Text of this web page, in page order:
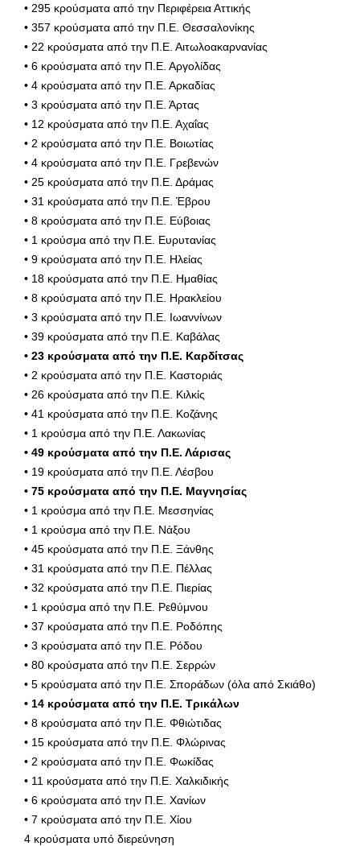
• 295 κρούσματα από την Περιφέρεια Αττικής
• 357 κρούσματα από την Π.Ε. Θεσσαλονίκης
• 22 κρούσματα από την Π.Ε. Αιτωλοακαρνανίας
• 6 κρούσματα από την Π.Ε. Αργολίδας
• 4 κρούσματα από την Π.Ε. Αρκαδίας
• 3 κρούσματα από την Π.Ε. Άρτας
• 12 κρούσματα από την Π.Ε. Αχαΐας
• 2 κρούσματα από την Π.Ε. Βοιωτίας
• 4 κρούσματα από την Π.Ε. Γρεβενών
• 25 κρούσματα από την Π.Ε. Δράμας
• 31 κρούσματα από την Π.Ε. Έβρου
• 8 κρούσματα από την Π.Ε. Εύβοιας
• 1 κρούσμα από την Π.Ε. Ευρυτανίας
• 9 κρούσματα από την Π.Ε. Ηλείας
• 18 κρούσματα από την Π.Ε. Ημαθίας
• 8 κρούσματα από την Π.Ε. Ηρακλείου
• 3 κρούσματα από την Π.Ε. Ιωαννίνων
• 39 κρούσματα από την Π.Ε. Καβάλας
• 23 κρούσματα από την Π.Ε. Καρδίτσας
• 2 κρούσματα από την Π.Ε. Καστοριάς
• 26 κρούσματα από την Π.Ε. Κιλκίς
• 41 κρούσματα από την Π.Ε. Κοζάνης
• 1 κρούσμα από την Π.Ε. Λακωνίας
• 49 κρούσματα από την Π.Ε. Λάρισας
• 19 κρούσματα από την Π.Ε. Λέσβου
• 75 κρούσματα από την Π.Ε. Μαγνησίας
• 1 κρούσμα από την Π.Ε. Μεσσηνίας
• 1 κρούσμα από την Π.Ε. Νάξου
• 45 κρούσματα από την Π.Ε. Ξάνθης
• 31 κρούσματα από την Π.Ε. Πέλλας
• 32 κρούσματα από την Π.Ε. Πιερίας
• 1 κρούσμα από την Π.Ε. Ρεθύμνου
• 37 κρούσματα από την Π.Ε. Ροδόπης
• 3 κρούσματα από την Π.Ε. Ρόδου
• 80 κρούσματα από την Π.Ε. Σερρών
• 5 κρούσματα από την Π.Ε. Σποράδων (όλα από Σκιάθο)
• 14 κρούσματα από την Π.Ε. Τρικάλων
• 8 κρούσματα από την Π.Ε. Φθιώτιδας
• 15 κρούσματα από την Π.Ε. Φλώρινας
• 2 κρούσματα από την Π.Ε. Φωκίδας
• 11 κρούσματα από την Π.Ε. Χαλκιδικής
• 6 κρούσματα από την Π.Ε. Χανίων
• 7 κρούσματα από την Π.Ε. Χίου
4 κρούσματα υπό διερεύνηση